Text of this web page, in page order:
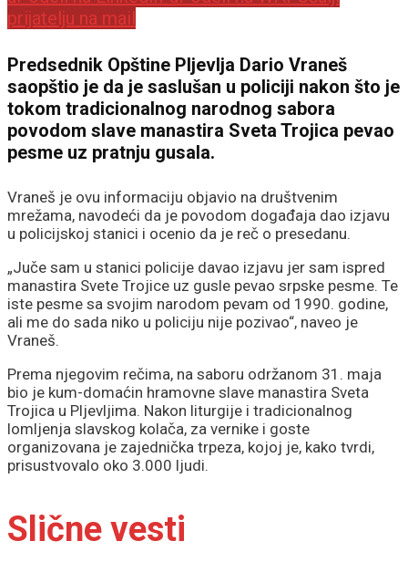
prijatelju na mail
Predsednik Opštine Pljevlja Dario Vraneš
saopštio je da je saslušan u policiji nakon što je
tokom tradicionalnog narodnog sabora
povodom slave manastira Sveta Trojica pevao
pesme uz pratnju gusala.
Vraneš je ovu informaciju objavio na društvenim
mrežama, navodeći da je povodom događaja dao izjavu
u policijskoj stanici i ocenio da je reč o presedanu.
„Juče sam u stanici policije davao izjavu jer sam ispred
manastira Svete Trojice uz gusle pevao srpske pesme. Te
iste pesme sa svojim narodom pevam od 1990. godine,
ali me do sada niko u policiju nije pozivao“, naveo je
Vraneš.
Prema njegovim rečima, na saboru održanom 31. maja
bio je kum-domaćin hramovne slave manastira Sveta
Trojica u Pljevljima. Nakon liturgije i tradicionalnog
lomljenja slavskog kolača, za vernike i goste
organizovana je zajednička trpeza, kojoj je, kako tvrdi,
prisustvovalo oko 3.000 ljudi.
Slične vesti